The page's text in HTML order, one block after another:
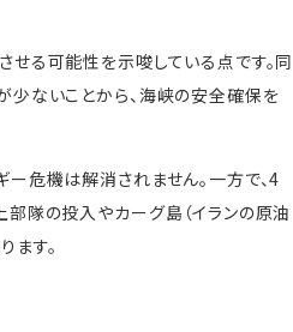
る可能性を示唆している点です。同
少ないことから、海峡の安全確保を
危機は解消されません。一方で、4
隊の投入やカーグ島（イランの原油
す。